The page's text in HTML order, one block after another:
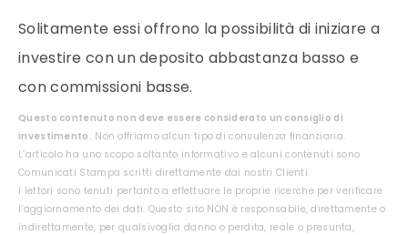
Solitamente essi offrono la possibilità di iniziare a
investire con un deposito abbastanza basso e
con commissioni basse.
Questo contenuto non deve essere considerato un consiglio di
investimento. Non offriamo alcun tipo di consulenza finanziaria.
L’articolo ha uno scopo soltanto informativo e alcuni contenuti sono
Comunicati Stampa scritti direttamente dai nostri Clienti.
I lettori sono tenuti pertanto a effettuare le proprie ricerche per verificare
l’aggiornamento dei dati. Questo sito NON è responsabile, direttamente o
indirettamente, per qualsivoglia danno o perdita, reale o presunta,